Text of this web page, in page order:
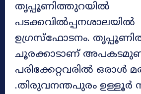
തൃപ്പൂണിത്തുറയിൽ
പടക്കവിൽപ്പനശാലയിൽ
ഉഗ്രസ്ഫോടനം.
ചൂരക്കാടാണ്
പരിക്കേറ്റവരിൽ ഒരാൾ
.തിരുവനന്തപുരം ഉള്ളൂർ